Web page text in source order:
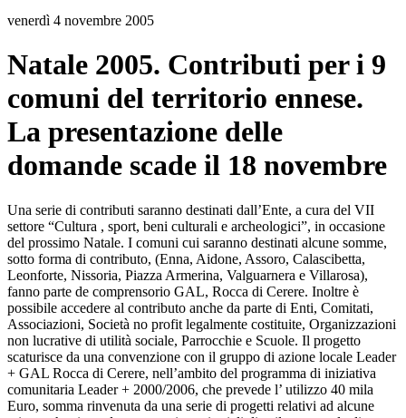
venerdì 4 novembre 2005
Natale 2005. Contributi per i 9
comuni del territorio ennese.
La presentazione delle
domande scade il 18 novembre
Una serie di contributi saranno destinati dall’Ente, a cura del VII
settore “Cultura , sport, beni culturali e archeologici”, in occasione
del prossimo Natale. I comuni cui saranno destinati alcune somme,
sotto forma di contributo, (Enna, Aidone, Assoro, Calascibetta,
Leonforte, Nissoria, Piazza Armerina, Valguarnera e Villarosa),
fanno parte de comprensorio GAL, Rocca di Cerere. Inoltre è
possibile accedere al contributo anche da parte di Enti, Comitati,
Associazioni, Società no profit legalmente costituite, Organizzazioni
non lucrative di utilità sociale, Parrocchie e Scuole. Il progetto
scaturisce da una convenzione con il gruppo di azione locale Leader
+ GAL Rocca di Cerere, nell’ambito del programma di iniziativa
comunitaria Leader + 2000/2006, che prevede l’ utilizzo 40 mila
Euro, somma rinvenuta da una serie di progetti relativi ad alcune